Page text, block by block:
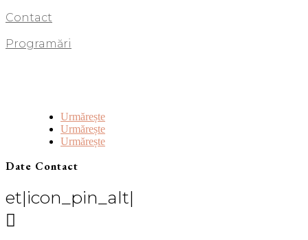
Contact
Programări
Urmărește
Urmărește
Urmărește
Date Contact
et|icon_pin_alt|
